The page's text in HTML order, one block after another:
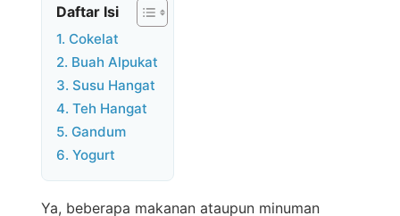
Daftar Isi
1. Cokelat
2. Buah Alpukat
3. Susu Hangat
4. Teh Hangat
5. Gandum
6. Yogurt
Ya, beberapa makanan ataupun minuman